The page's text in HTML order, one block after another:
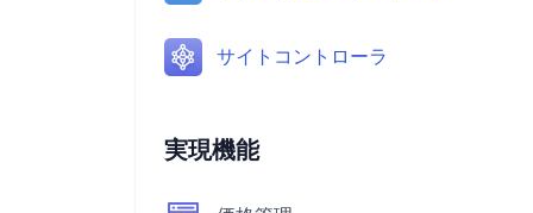
サイトコントローラ
実現機能